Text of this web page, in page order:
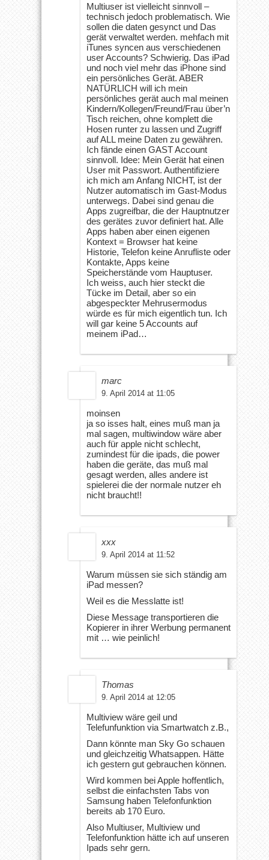
Multiuser ist vielleicht sinnvoll –
technisch jedoch problematisch. Wie
sollen die daten gesynct und Das
gerät verwaltet werden. mehfach mit
iTunes syncen aus verschiedenen
user Accounts? Schwierig. Das iPad
und noch viel mehr das iPhone sind
ein persönliches Gerät. ABER
NATÜRLICH will ich mein
persönliches gerät auch mal meinen
Kindern/Kollegen/Freund/Frau über’n
Tisch reichen, ohne komplett die
Hosen runter zu lassen und Zugriff
auf ALL meine Daten zu gewähren.
Ich fände einen GAST Account
sinnvoll. Idee: Mein Gerät hat einen
User mit Passwort. Authentifiziere
ich mich am Anfang NICHT, ist der
Nutzer automatisch im Gast-Modus
unterwegs. Dabei sind genau die
Apps zugreifbar, die der Hauptnutzer
des gerätes zuvor definiert hat. Alle
Apps haben aber einen eigenen
Kontext = Browser hat keine
Historie, Telefon keine Anrufliste oder
Kontakte, Apps keine
Speicherstände vom Hauptuser.
Ich weiss, auch hier steckt die
Tücke im Detail, aber so ein
abgespeckter Mehrusermodus
würde es für mich eigentlich tun. Ich
will gar keine 5 Accounts auf
meinem iPad…
marc
9. April 2014 at 11:05
moinsen
ja so isses halt, eines muß man ja
mal sagen, multiwindow wäre aber
auch für apple nicht schlecht,
zumindest für die ipads, die power
haben die geräte, das muß mal
gesagt werden, alles andere ist
spielerei die der normale nutzer eh
nicht braucht!!
xxx
9. April 2014 at 11:52
Warum müssen sie sich ständig am
iPad messen?
Weil es die Messlatte ist!
Diese Message transportieren die
Kopierer in ihrer Werbung permanent
mit … wie peinlich!
Thomas
9. April 2014 at 12:05
Multiview wäre geil und
Telefunfunktion via Smartwatch z.B.,
Dann könnte man Sky Go schauen
und gleichzeitig Whatsappen. Hätte
ich gestern gut gebrauchen können.
Wird kommen bei Apple hoffentlich,
selbst die einfachsten Tabs von
Samsung haben Telefonfunktion
bereits ab 170 Euro.
Also Multiuser, Multiview und
Telefonfunktion hätte ich auf unseren
Ipads sehr gern.